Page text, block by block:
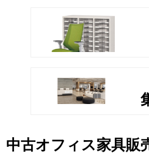
中古オフィス家具販